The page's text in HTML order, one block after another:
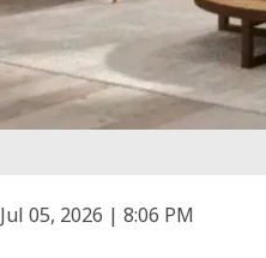
Jul 05, 2026 | 8:06 PM